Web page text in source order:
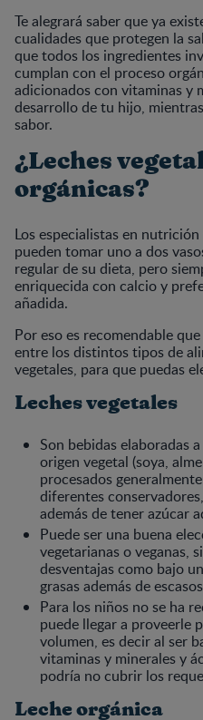
Te alegrará saber que ya
cualidades que protegen la
que todos los ingredientes
cumplan con el proceso
adicionados con vitaminas y
desarrollo de tu hijo,
sabor.
¿Leches
orgánicas?
Los especialistas en
pueden tomar uno a dos
regular de su dieta, pero
enriquecida con calcio y
añadida.
Por eso es recomendable
entre los distintos tipos de
vegetales, para que puedas
Leches vegetales
Son bebidas elaboradas
origen vegetal (soya,
procesados
diferentes
además de tener azúcar
Puede ser una buena
vegetarianas o veganas,
desventajas como bajo
grasas además de
Para los niños no se ha
puede llegar a proveerle
volumen, es decir al ser
vitaminas y minerales y
podría no cubrir los
Leche orgánica